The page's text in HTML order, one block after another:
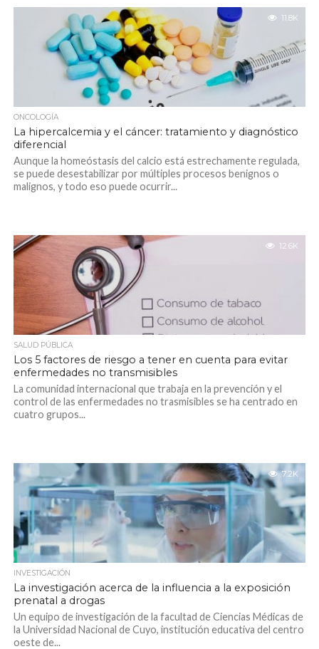
11.8K
ONCOLOGÍA
La hipercalcemia y el cáncer: tratamiento y diagnóstico
diferencial
Aunque la homeóstasis del calcio está estrechamente regulada,
se puede desestabilizar por múltiples procesos benignos o
malignos, y todo eso puede ocurrir...
12.6K
SALUD PÚBLICA
Los 5 factores de riesgo a tener en cuenta para evitar
enfermedades no transmisibles
La comunidad internacional que trabaja en la prevención y el
control de las enfermedades no trasmisibles se ha centrado en
cuatro grupos...
7.2K
INVESTIGACIÓN
La investigación acerca de la influencia a la exposición
prenatal a drogas
Un equipo de investigación de la facultad de Ciencias Médicas de
la Universidad Nacional de Cuyo, institución educativa del centro
oeste de...